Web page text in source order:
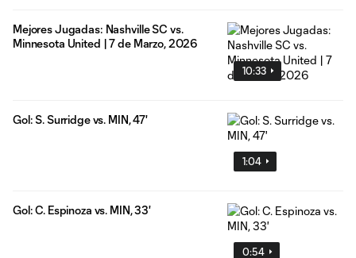
10:33
Mejores Jugadas: Nashville SC vs.
Minnesota United | 7 de Marzo, 2026
1:04
Gol: S. Surridge vs. MIN, 47'
0:54
Gol: C. Espinoza vs. MIN, 33'